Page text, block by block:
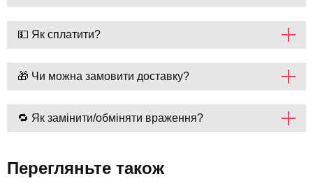
💵 Як сплатити?
🎁 Чи можна замовити доставку?
🔁 Як замінити/обміняти враження?
Перегляньте також